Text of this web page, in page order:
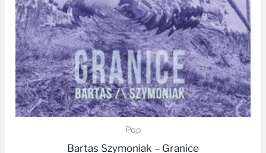
Pop
Bartas Szymoniak – Granice
36,99zł–48,00zł